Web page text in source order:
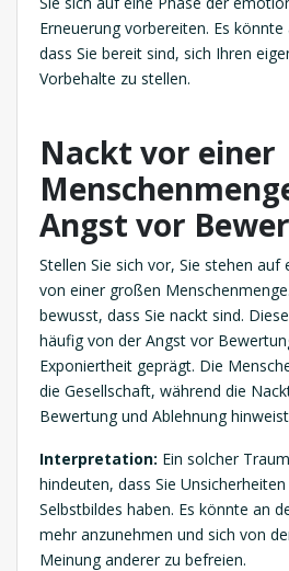
Erneuerung vorbereiten. Es
dass Sie bereit sind, sich Ihren
Vorbehalte zu stellen.
Nackt vor einer
Angst vor
Stellen Sie sich vor, Sie stehen auf
von einer großen
bewusst, dass Sie nackt sind.
häufig von der Angst vor
Exponiertheit geprägt. Die
die Gesellschaft, während die
Bewertung und Ablehnung
Interpretation: Ein solcher
hindeuten, dass Sie
Selbstbildes haben. Es könnte an
mehr anzunehmen und sich von
Meinung anderer zu befreien.